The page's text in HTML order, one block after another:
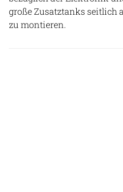
große Zusatztanks seitlich
zu montieren.